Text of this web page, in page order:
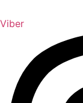
Viber